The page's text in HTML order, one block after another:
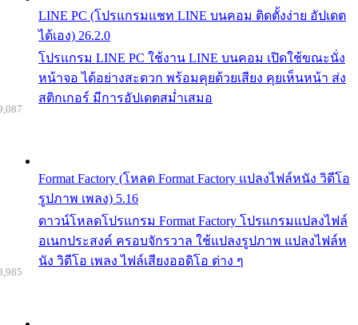
LINE PC (โปรแกรมแชท LINE บนคอม ติดตั้งง่าย อัปเดต
ได้เอง) 26.2.0
โปรแกรม LINE PC ใช้งาน LINE บนคอม เปิดใช้ขณะนั่ง
หน้าจอ ได้อย่างสะดวก พร้อมคุยด้วยเสียง คุยเห็นหน้า ส่ง
สติกเกอร์ มีการอัปเดตสม่ำเสมอ
Format Factory (โหลด Format Factory แปลงไฟล์หนัง วิดีโอ
รูปภาพ เพลง) 5.16
ดาวน์โหลดโปรแกรม Format Factory โปรแกรมแปลงไฟล์
อเนกประสงค์ ครอบจักรวาล ใช้แปลงรูปภาพ แปลงไฟล์ห
นัง วิดีโอ เพลง ไฟล์เสียงออดิโอ ต่าง ๆ